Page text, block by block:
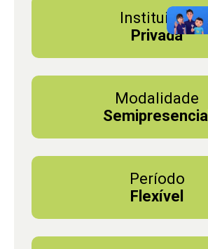
Instituição
Privada
Modalidade
Semipresencial
Período
Flexível